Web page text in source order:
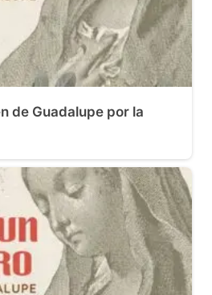
de Guadalupe por la